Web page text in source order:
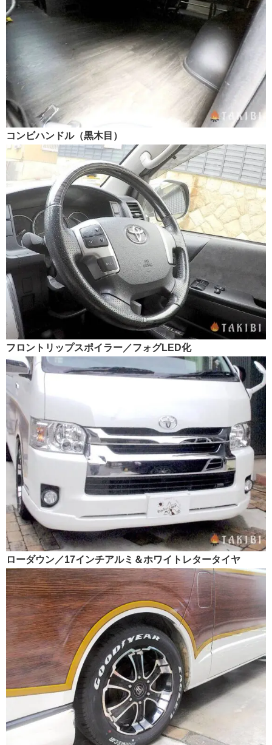
コンビハンドル（黒木目）
フロントリップスポイラー／フォグLED化
ローダウン／17インチアルミ＆ホワイトレタータイヤ